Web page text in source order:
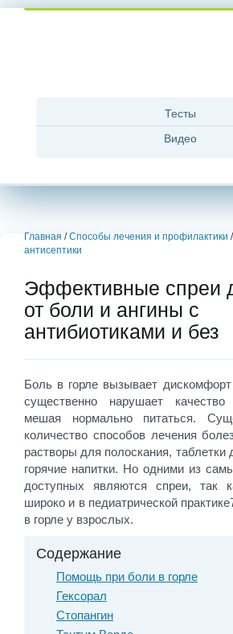
Тесты
Видео
Главная / Способы лечения и профилактики /
антисептики
Эффективные спреи
от боли и ангины с
антибиотиками и без
Боль в горле вызывает дискомфорт
существенно нарушает
мешая нормально питаться.
количество способов лечения
растворы для полоскания, таблетки
горячие напитки. Но одними из
доступных являются спреи, так
широко и в педиатрической
в горле у взрослых.
Содержание
Помощь при боли в горле
Гексорал
Стопангин